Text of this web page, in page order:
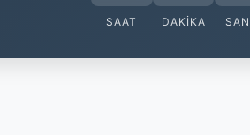
SAAT DAKIKA